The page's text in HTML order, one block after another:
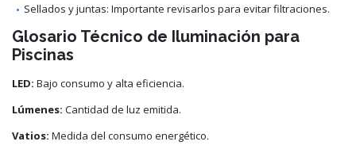
Sellados y juntas: Importante revisarlos para evitar filtraciones.
Glosario Técnico de Iluminación para
Piscinas
LED: Bajo consumo y alta eficiencia.
Lúmenes: Cantidad de luz emitida.
Vatios: Medida del consumo energético.